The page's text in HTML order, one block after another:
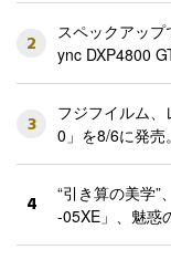
2
スペックアップ
ync DXP4800
3
フジフイルム
0」を8/6に発売
4
“引き算の美学
-05XE」、魅惑